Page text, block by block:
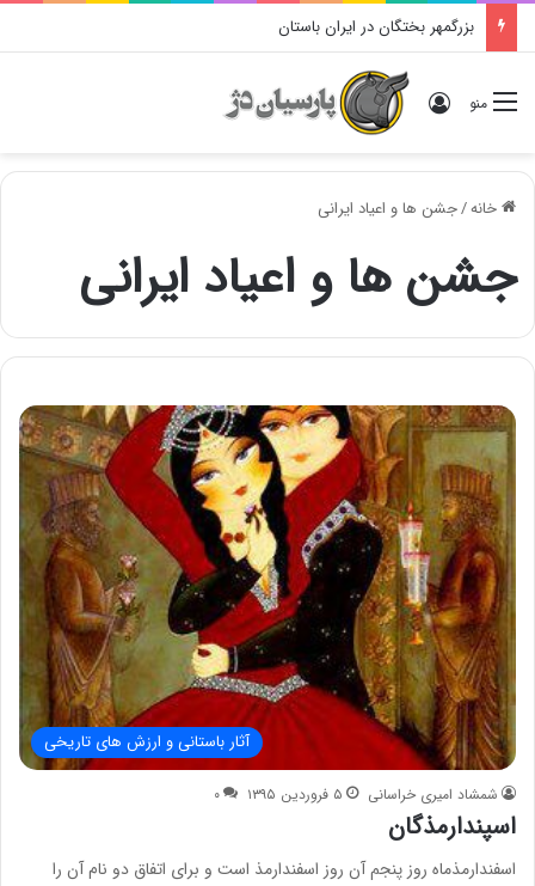
بزرگمهر بختگان در ایران باستان
منو ورود
خانه/جشن ها و اعیاد ایرانی
جشن ها و اعیاد ایرانی
آثار باستانی و ارزش های تاریخی
شمشاد امیری خراسانی ۵ فروردین ۱۳۹۵ ۰
اسپندارمذگان
اسفندارمذماه روز پنجم آن روز اسفندارمذ است و برای اتفاق دو نام آن را